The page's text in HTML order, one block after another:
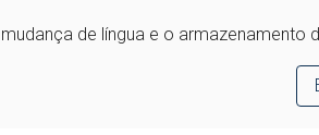
de língua e o